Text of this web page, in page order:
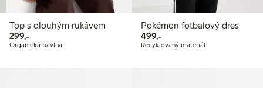
Top s dlouhým rukávem
299,-299,00 Kč
Organická bavlna
Pokémon fotbalový dres
499,-499,00 Kč
Recyklovaný materiál